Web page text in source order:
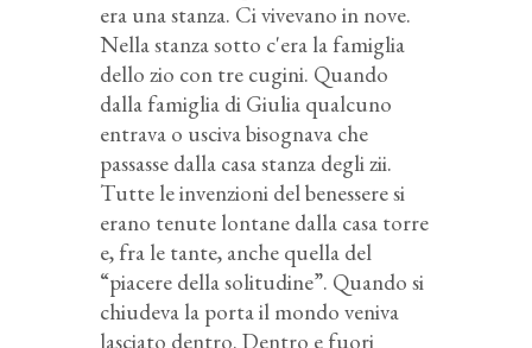
era una stanza. Ci vivevano in nove.
Nella stanza sotto c'era la famiglia
dello zio con tre cugini. Quando
dalla famiglia di Giulia qualcuno
entrava o usciva bisognava che
passasse dalla casa stanza degli zii.
Tutte le invenzioni del benessere si
erano tenute lontane dalla casa torre
e, fra le tante, anche quella del
“piacere della solitudine”. Quando si
chiudeva la porta il mondo veniva
lasciato dentro. Dentro e fuori